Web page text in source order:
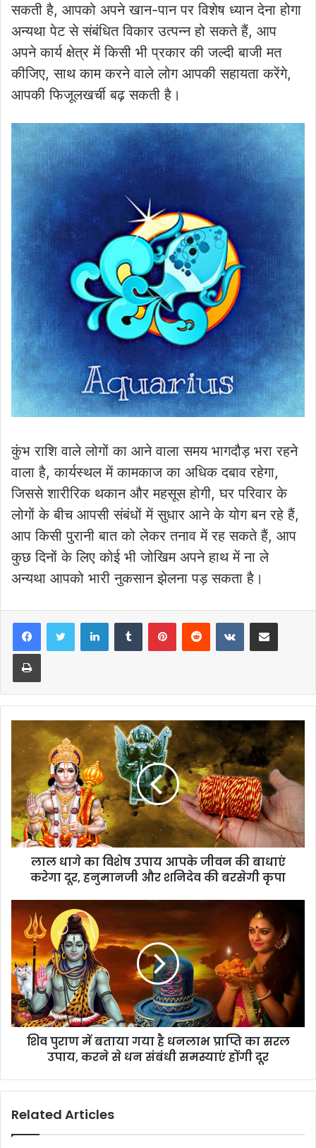
सकती है, आपको अपने खान-पान पर विशेष ध्यान देना होगा
अन्यथा पेट से संबंधित विकार उत्पन्न हो सकते हैं, आप
अपने कार्य क्षेत्र में किसी भी प्रकार की जल्दी बाजी मत
कीजिए, साथ काम करने वाले लोग आपकी सहायता करेंगे,
आपकी फिजूलखर्ची बढ़ सकती है।
कुंभ राशि वाले लोगों का आने वाला समय भागदौड़ भरा रहने
वाला है, कार्यस्थल में कामकाज का अधिक दबाव रहेगा,
जिससे शारीरिक थकान और महसूस होगी, घर परिवार के
लोगों के बीच आपसी संबंधों में सुधार आने के योग बन रहे हैं,
आप किसी पुरानी बात को लेकर तनाव में रह सकते हैं, आप
कुछ दिनों के लिए कोई भी जोखिम अपने हाथ में ना ले
अन्यथा आपको भारी नुकसान झेलना पड़ सकता है।
LinkedInTumblr PinterestReddit VKontakteShare via Email
Print
लाल धागे का विशेष उपाय आपके जीवन की बाधाएं
करेगा दूर, हनुमानजी और शनिदेव की बरसेगी कृपा
शिव पुराण में बताया गया है धनलाभ प्राप्ति का सरल
उपाय, करने से धन संबंधी समस्याएं होंगी दूर
Related Articles